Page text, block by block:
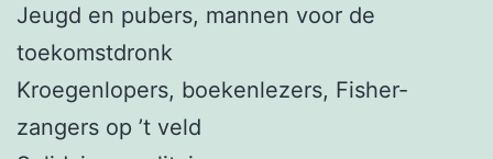
Jeugd en pubers, mannen voor de
toekomstdronk
Kroegenlopers, boekenlezers, Fisher-
zangers op ’t veld